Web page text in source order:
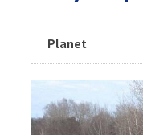
Planet